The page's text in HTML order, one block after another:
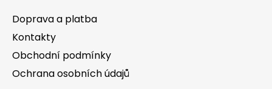
Doprava a platba
Kontakty
Obchodní podmínky
Ochrana osobních údajů